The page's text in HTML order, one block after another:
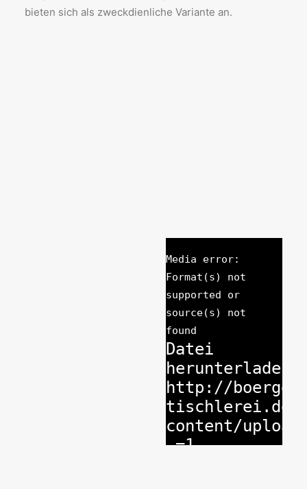
bieten sich als zweckdienliche Variante an.
Media error:
Format(s) not
supported or
source(s) not
found
Datei
herunterladen:
http://
tischlerei.de/
content/
_=1